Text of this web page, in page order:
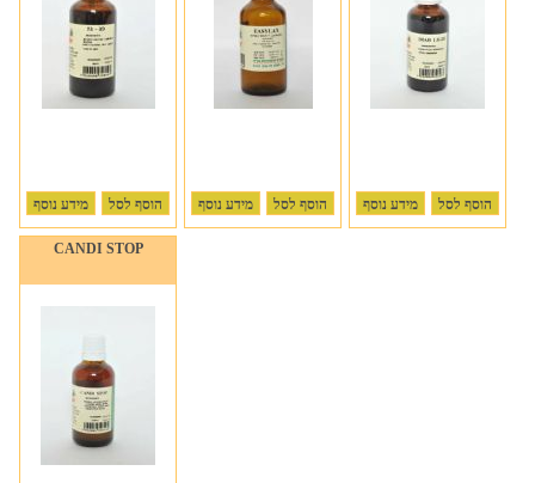
מידע נוסף הוסף לסל מידע נוסף הוסף לסל מידע נוסף הוסף לסל
CANDI STOP